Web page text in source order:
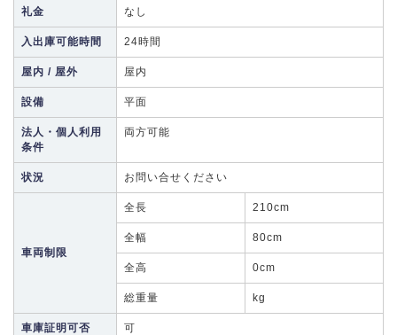
礼金 なし
入出庫可能時間 24時間
屋内 / 屋外 屋内
設備 平面
法人・個人利用
条件
両方可能
状況 お問い合せください
車両制限
全長 210cm
全幅 80cm
全高 0cm
総重量 kg
車庫証明可否 可